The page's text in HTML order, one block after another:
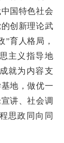
国特色社会
创新理论武
”育人格局，
主义指导地
就为内容支
地，做优一
讲、社会调
思政同向同